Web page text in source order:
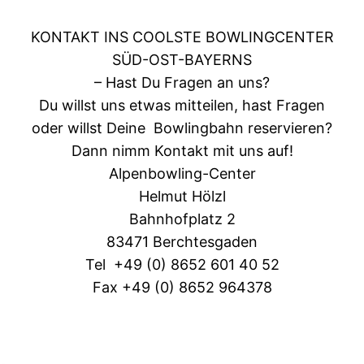
KONTAKT INS COOLSTE BOWLINGCENTER
SÜD-OST-BAYERNS
– Hast Du Fragen an uns?
Du willst uns etwas mitteilen, hast Fragen
oder willst Deine Bowlingbahn reservieren?
Dann nimm Kontakt mit uns auf!
Alpenbowling-Center
Helmut Hölzl
Bahnhofplatz 2
83471 Berchtesgaden
Tel +49 (0) 8652 601 40 52
Fax +49 (0) 8652 964378